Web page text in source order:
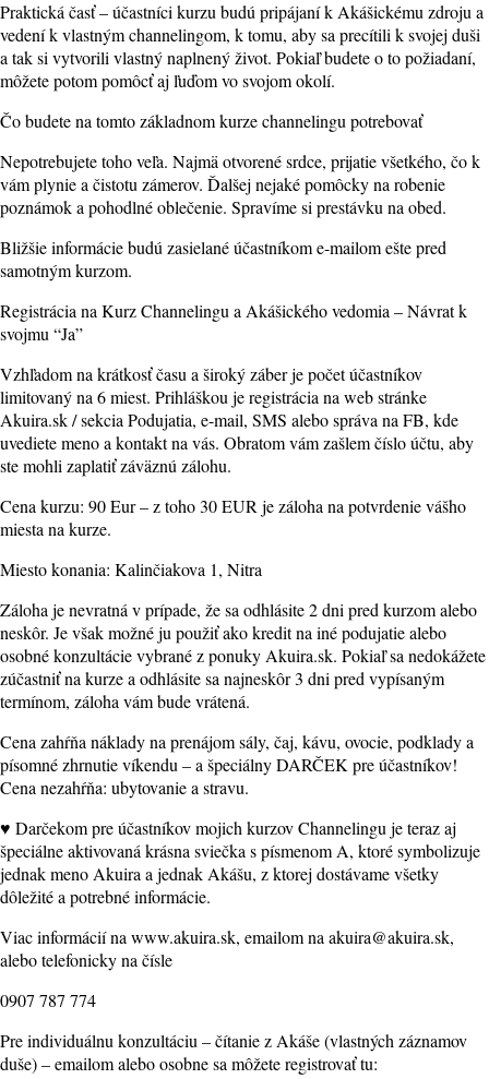
Praktická časť – účastníci kurzu budú pripájaní k Akášickému zdroju a
vedení k vlastným channelingom, k tomu, aby sa precítili k svojej duši
a tak si vytvorili vlastný naplnený život. Pokiaľ budete o to požiadaní,
môžete potom pomôcť aj ľuďom vo svojom okolí.
Čo budete na tomto základnom kurze channelingu potrebovať
Nepotrebujete toho veľa. Najmä otvorené srdce, prijatie všetkého, čo k
vám plynie a čistotu zámerov. Ďalšej nejaké pomôcky na robenie
poznámok a pohodlné oblečenie. Spravíme si prestávku na obed.
Bližšie informácie budú zasielané účastníkom e-mailom ešte pred
samotným kurzom.
Registrácia na Kurz Channelingu a Akášického vedomia – Návrat k
svojmu “Ja”
Vzhľadom na krátkosť času a široký záber je počet účastníkov
limitovaný na 6 miest. Prihláškou je registrácia na web stránke
Akuira.sk / sekcia Podujatia, e-mail, SMS alebo správa na FB, kde
uvediete meno a kontakt na vás. Obratom vám zašlem číslo účtu, aby
ste mohli zaplatiť záväznú zálohu.
Cena kurzu: 90 Eur – z toho 30 EUR je záloha na potvrdenie vášho
miesta na kurze.
Miesto konania: Kalinčiakova 1, Nitra
Záloha je nevratná v prípade, že sa odhlásite 2 dni pred kurzom alebo
neskôr. Je však možné ju použiť ako kredit na iné podujatie alebo
osobné konzultácie vybrané z ponuky Akuira.sk. Pokiaľ sa nedokážete
zúčastniť na kurze a odhlásite sa najneskôr 3 dni pred vypísaným
termínom, záloha vám bude vrátená.
Cena zahŕňa náklady na prenájom sály, čaj, kávu, ovocie, podklady a
písomné zhrnutie víkendu – a špeciálny DARČEK pre účastníkov!
Cena nezahŕňa: ubytovanie a stravu.
♥ Darčekom pre účastníkov mojich kurzov Channelingu je teraz aj
špeciálne aktivovaná krásna sviečka s písmenom A, ktoré symbolizuje
jednak meno Akuira a jednak Akášu, z ktorej dostávame všetky
dôležité a potrebné informácie.
Viac informácií na www.akuira.sk, emailom na akuira@akuira.sk,
alebo telefonicky na čísle
0907 787 774
Pre individuálnu konzultáciu – čítanie z Akáše (vlastných záznamov
duše) – emailom alebo osobne sa môžete registrovať tu: